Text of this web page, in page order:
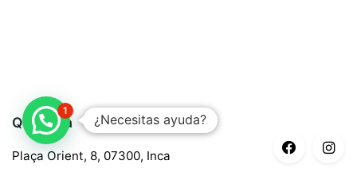
Quaroma
Plaça Orient, 8, 07300, Inca
¿Necesitas ayuda?
1